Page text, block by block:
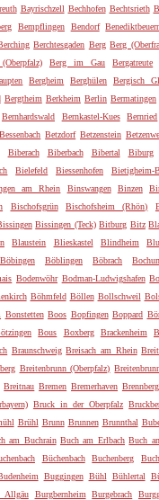
Bayrischzell Bechhofen Bechtsrieth
Bempflingen Bendorf
Berchtesgaden Berg Berg
Berg im Gau Bergatreute
Bergheim Berghülen Bergisch
Bergtheim Berkheim Berlin Bermatingen
Bernhardswald Bernkastel-Kues Bernried
Bessenbach Betzdorf Betzenstein
Biberach Biberbach Bibertal Biburg
Bielefeld Biessenhofen Bietigheim-
am Rhein Binswangen Binzen
Bischofsgrün Bischofsheim (Rhön)
Bissingen (Teck) Bitburg Bitz
Blaustein Blieskastel Blindheim
Böbingen Böblingen Böbrach
Bodenwöhr Bodman-Ludwigshafen
Böhmfeld Böllen Bollschweil
Bonstetten Boos Bopfingen Boppard
Bous Boxberg Brackenheim
Braunschweig Breisach am Rhein
Breitenbrunn (Oberpfalz)
Breitnau Bremen Bremerhaven Brennberg
Bruck in der Oberpfalz
Brühl Brunn Brunnen Brunnthal
am Buchrain Buch am Erlbach Buch
Büchenbach Buchenberg
Buggingen Bühl Bühlertal
Allgäu Burgbernheim Burgebrach